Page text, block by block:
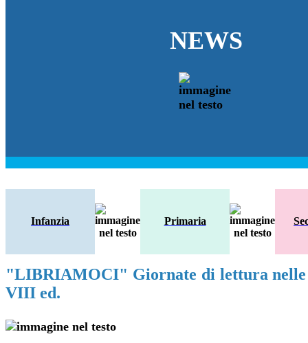
NEWS
Infanzia Primaria
"LIBRIAMOCI" Giornate di lettura nelle
VIII ed.